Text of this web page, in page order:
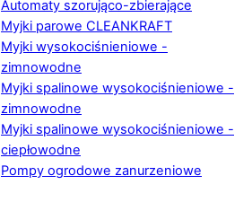
Automaty szorująco-zbierające
Myjki parowe CLEANKRAFT
Myjki wysokociśnieniowe -
zimnowodne
Myjki spalinowe wysokociśnieniowe -
zimnowodne
Myjki spalinowe wysokociśnieniowe -
ciepłowodne
Pompy ogrodowe zanurzeniowe